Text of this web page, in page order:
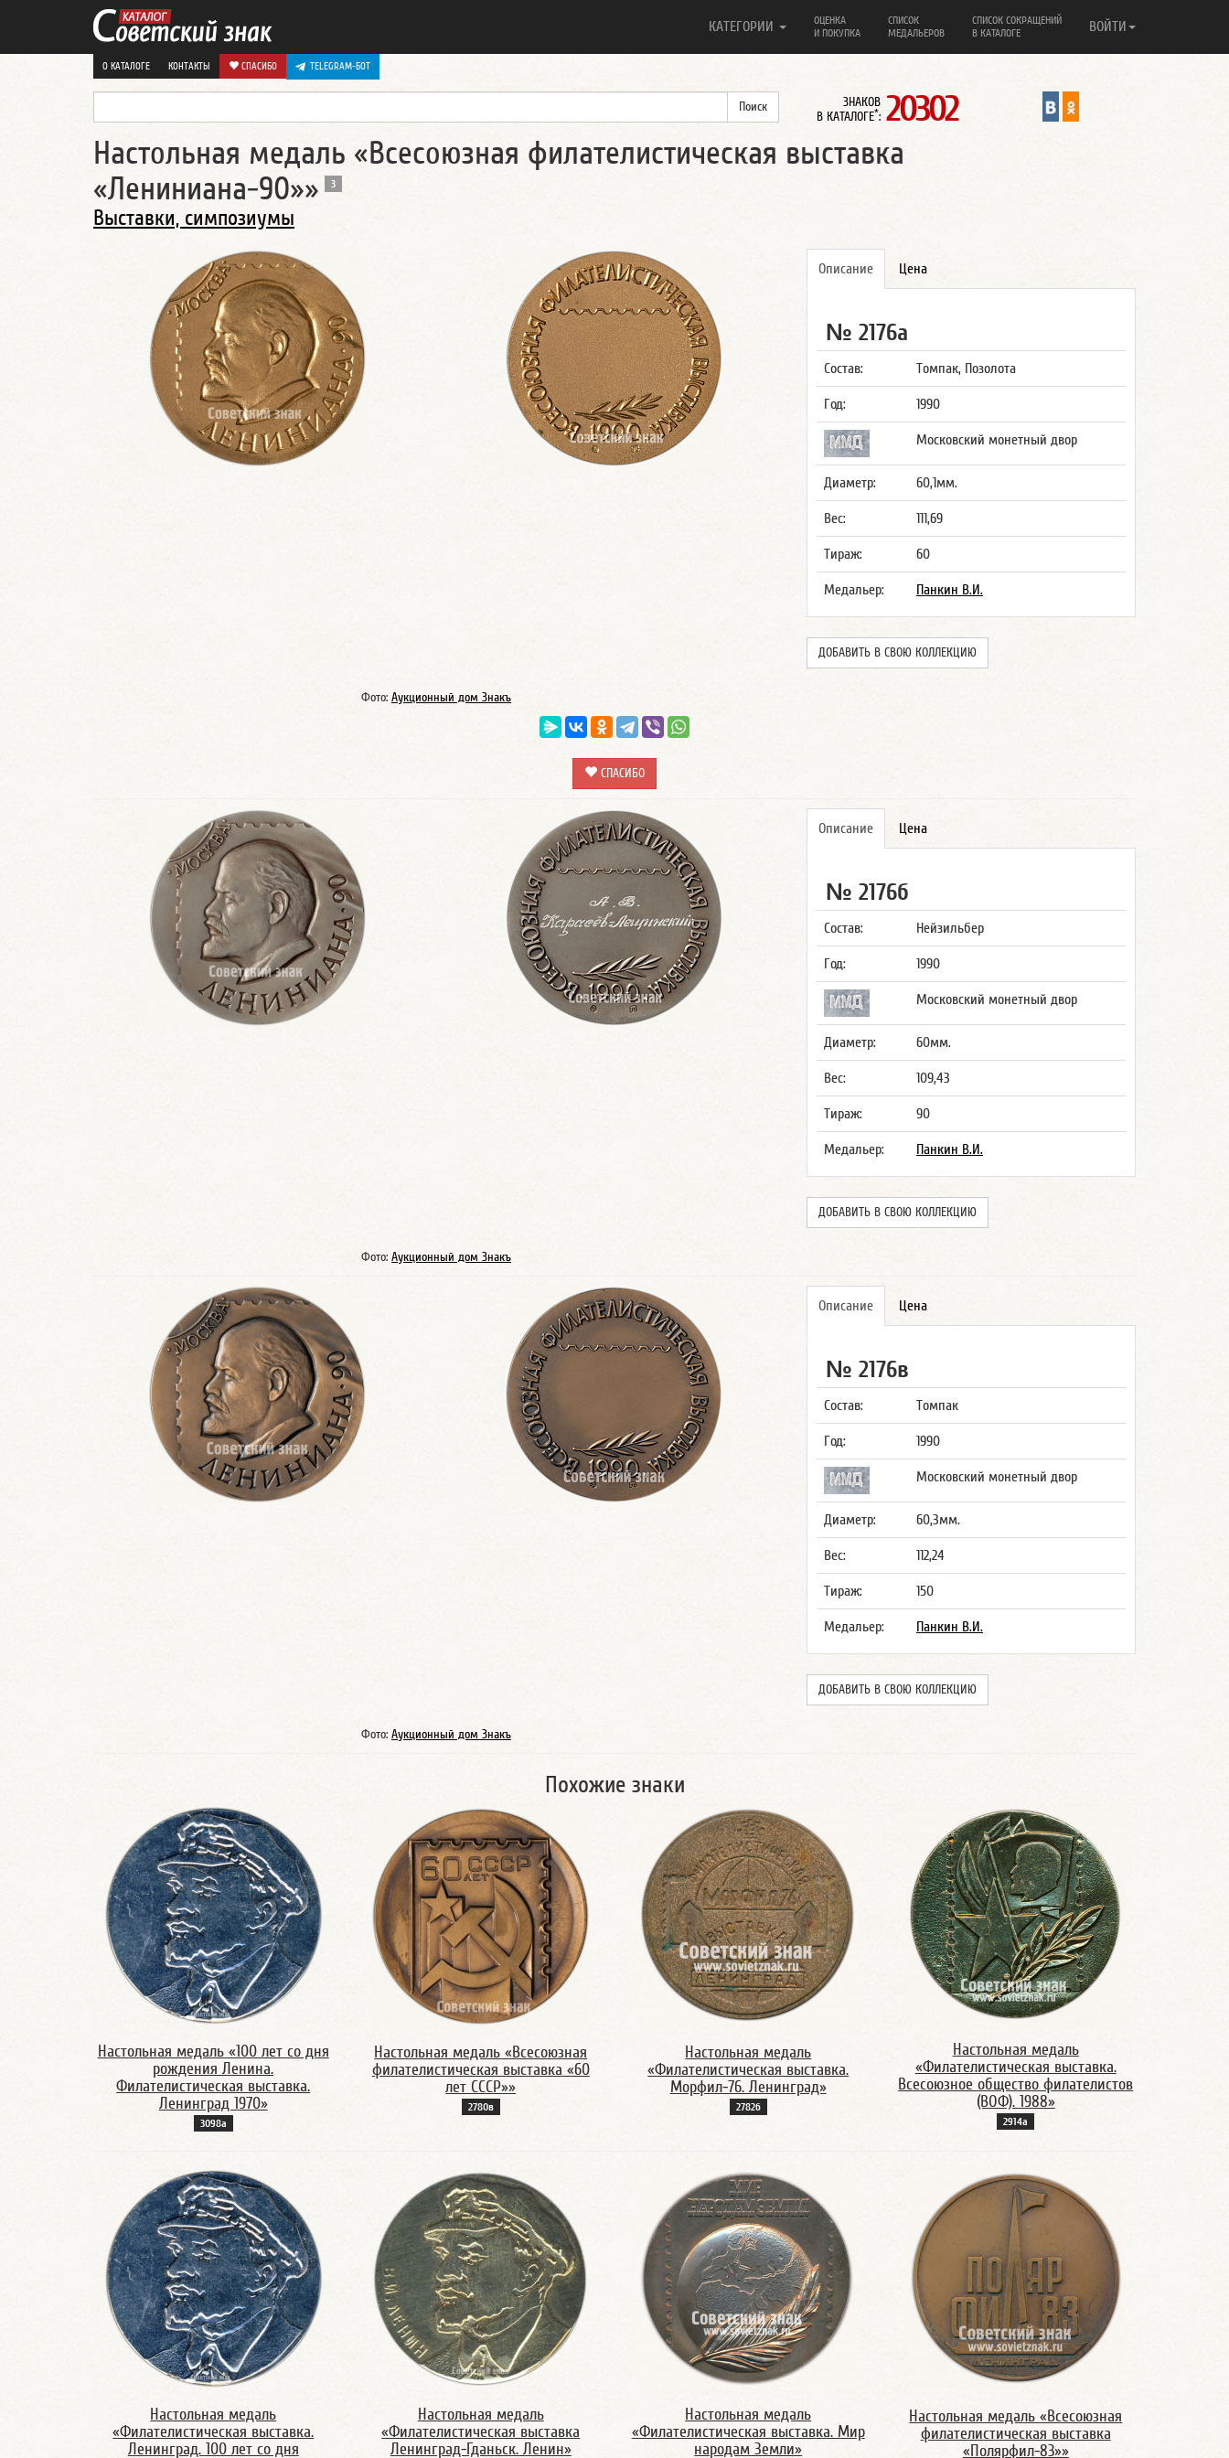
КАТЕГОРИИ
ОЦЕНКА
И ПОКУПКА
СПИСОК
МЕДАЛЬЕРОВ
СПИСОК СОКРАЩЕНИЙ
В КАТАЛОГЕ
ВОЙТИ
О КАТАЛОГЕ КОНТАКТЫ СПАСИБО TELEGRAM-БОТ
ЗНАКОВ
В КАТАЛОГЕ*: 20302
Настольная медаль «Всесоюзная филателистическая выставка
«Лениниана-90»»
3
Выставки, симпозиумы
Описание Цена
№ 2176а
Состав: Томпак, Позолота
Год: 1990
Московский монетный двор
Диаметр: 60,1мм.
Вес: 111,69
Тираж: 60
Медальер: Панкин В.И.
ДОБАВИТЬ В СВОЮ КОЛЛЕКЦИЮ
Фото: Аукционный дом Знакъ
СПАСИБО
Описание Цена
№ 2176б
Состав: Нейзильбер
Год: 1990
Московский монетный двор
Диаметр: 60мм.
Вес: 109,43
Тираж: 90
Медальер: Панкин В.И.
ДОБАВИТЬ В СВОЮ КОЛЛЕКЦИЮ
Фото: Аукционный дом Знакъ
Описание Цена
№ 2176в
Состав: Томпак
Год: 1990
Московский монетный двор
Диаметр: 60,3мм.
Вес: 112,24
Тираж: 150
Медальер: Панкин В.И.
ДОБАВИТЬ В СВОЮ КОЛЛЕКЦИЮ
Фото: Аукционный дом Знакъ
Похожие знаки
Настольная медаль «100 лет со дня
рождения Ленина.
Филателистическая выставка.
Ленинград 1970»
3098а
Настольная медаль «Всесоюзная
филателистическая выставка «60
лет СССР»»
2780в
Настольная медаль
«Филателиcтическая выставка.
Морфил-76. Ленинград»
2782б
Настольная медаль
«Филателистическая выставка.
Всесоюзное общество филателистов
(ВОФ). 1988»
2914а
Настольная медаль
«Филателистическая выставка.
Ленинград. 100 лет со дня
Настольная медаль
«Филателистическая выставка
Ленинград-Гданьск. Ленин»
Настольная медаль
«Филателистическая выставка. Мир
народам Земли»
Настольная медаль «Всесоюзная
филателистическая выставка
«Полярфил-83»»